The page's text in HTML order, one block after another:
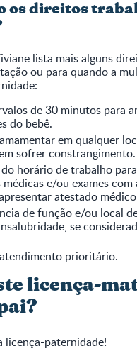
os direitos
lista mais alguns
ou para quando a
de 30 minutos para
do bebê.
em qualquer
sofrer constrangimento.
horário de trabalho
e/ou exames
atestado
de função e/ou local
se
prioritário.
licença-
licença-paternidade!